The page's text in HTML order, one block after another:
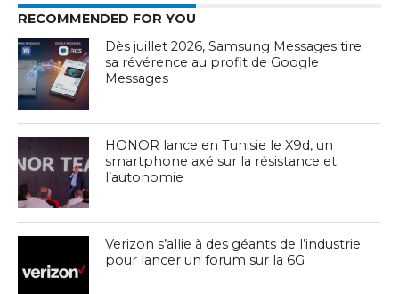
RECOMMENDED FOR YOU
Dès juillet 2026, Samsung Messages tire
sa révérence au profit de Google
Messages
HONOR lance en Tunisie le X9d, un
smartphone axé sur la résistance et
l’autonomie
Verizon s’allie à des géants de l’industrie
pour lancer un forum sur la 6G